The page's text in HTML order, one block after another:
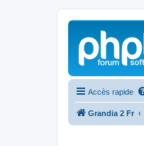
Accès rapide
Grandia 2 Fr